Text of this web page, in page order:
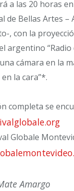
a las 20 horas
de Bellas Artes –
, con la
argentino “Radio
cámara en la
la cara”*.
completa se
Globale
Amargo